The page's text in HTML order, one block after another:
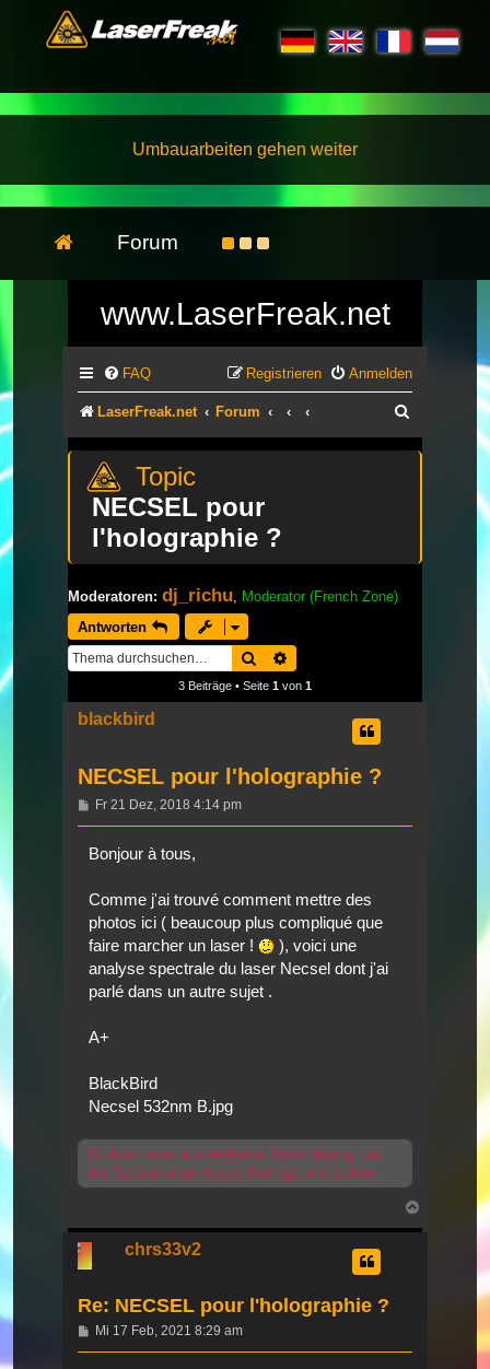
Umbauarbeiten gehen weiter
Forum
www.LaserFreak.net
FAQ Anmelden
Registrieren
LaserFreak.net Forum
NECSEL pour
l'holographie ?
Moderatoren: dj_richu, Moderator (French Zone)
Antworten
Suche
3 Beiträge • Seite 1 von 1
blackbird
NECSEL pour l'holographie ?
Beitrag
Fr 21 Dez, 2018 4:14 pm
Bonjour à tous,
Comme j'ai trouvé comment mettre des
photos ici ( beaucoup plus compliqué que
faire marcher un laser !
), voici une
analyse spectrale du laser Necsel dont j'ai
parlé dans un autre sujet .
A+
BlackBird
Necsel 532nm B.jpg
Du hast keine ausreichende Berechtigung, um
die Dateianhänge dieses Beitrags anzusehen.
chrs33v2
Re: NECSEL pour l'holographie ?
Beitrag
Mi 17 Feb, 2021 8:29 am